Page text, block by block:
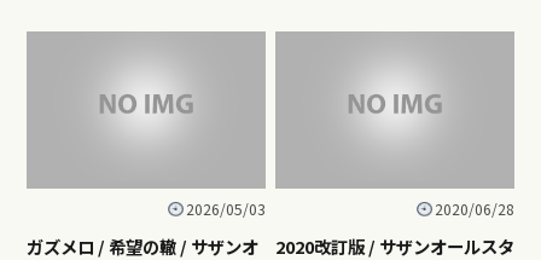
2026/05/03
ガズメロ / 希望の轍 / サザンオ
2020/06/28
2020改訂版 / サザンオールスタ